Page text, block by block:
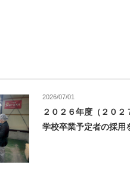
2026/07/01
２０２６年度（２０２
学校卒業予定者の採用